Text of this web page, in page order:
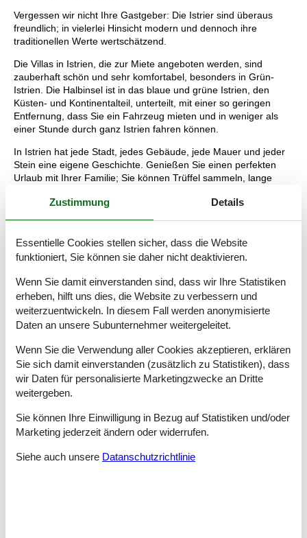
Vergessen wir nicht Ihre Gastgeber: Die Istrier sind überaus
freundlich; in vielerlei Hinsicht modern und dennoch ihre
traditionellen Werte wertschätzend.
Die Villas in Istrien, die zur Miete angeboten werden, sind
zauberhaft schön und sehr komfortabel, besonders in Grün-
Istrien. Die Halbinsel ist in das blaue und grüne Istrien, den
Küsten- und Kontinentalteil, unterteilt, mit einer so geringen
Entfernung, dass Sie ein Fahrzeug mieten und in weniger als
einer Stunde durch ganz Istrien fahren können.
In Istrien hat jede Stadt, jedes Gebäude, jede Mauer und jeder
Stein eine eigene Geschichte. Genießen Sie einen perfekten
Urlaub mit Ihrer Familie; Sie können Trüffel sammeln, lange
unternehmen, Radtouren planen oder mieten Sie einfach ein
damit verbringen, die Dinge zu tun, die Ihnen Spaß machen,
wenn Sie eine Villa in Istrien buchen.
Die Halbinsel Istrien im Nordwesten Kroatiens verfügt über
schöne Küstenabschnitte mit idyllischen Städten wie Pula,
Rovinj, Poreč und Umag. Falls Sie Badeurlaub mit kulturellen
Erlebnissen verbinden möchten, ist Istrien eine gute Wahl.
Pula, ist einen Kilometer lang und hat flaches ruhiges Wasser,
das für Familien mit kleinen Kindern perfekt geeignet ist. Der
gemütliche alte Fischerort Rabac an der Ostseite von Istrien ist
von vier schönen Stränden wie z. B. Maslinica umgeben.
Rovinj ist eine romantische und farbenfrohe Stadt mit einer
schönen entspannten Atmosphäre. Zu den Sehenswürdigkeiten
der Stadt zählt das Wahrzeichen, die Kathedrale der Heiligen
Euphemia, von deren 60 m hohem Glockenturm man eine
Zustimmung Details
Essentielle Cookies stellen sicher, dass die Website
funktioniert, Sie können sie daher nicht deaktivieren.
Wenn Sie damit einverstanden sind, dass wir Ihre Statistiken
erheben, hilft uns dies, die Website zu verbessern und
weiterzuentwickeln. In diesem Fall werden anonymisierte
Daten an unsere Subunternehmer weitergeleitet.
Wenn Sie die Verwendung aller Cookies akzeptieren, erklären
Sie sich damit einverstanden (zusätzlich zu Statistiken), dass
wir Daten für personalisierte Marketingzwecke an Dritte
weitergeben.
Sie können Ihre Einwilligung in Bezug auf Statistiken und/oder
Marketing jederzeit ändern oder widerrufen.
Siehe auch unsere Datanschutzrichtlinie